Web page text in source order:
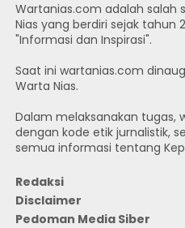
Wartanias.com adalah salah
Nias yang berdiri sejak tahun
"Informasi dan Inspirasi".
Saat ini wartanias.com
Warta Nias.
Dalam melaksanakan tugas,
dengan kode etik jurnalistik,
semua informasi tentang
Redaksi
Disclaimer
Pedoman Media Siber